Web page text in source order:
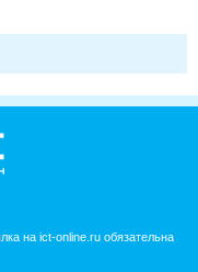
на ict-online.ru обязательна